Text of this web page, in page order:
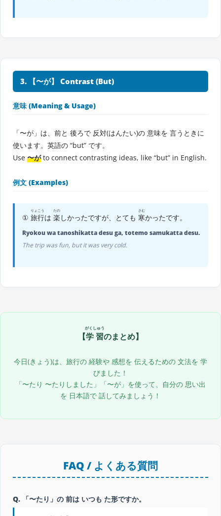
3. 【〜が】 Contrast (But)
意味 (Meaning & Usage)
「〜が」は、前と 後ろで 反対(はんたい)の 意味を 言うときに
使います。英語の “but” です。
Use 〜がto connect contrasting ideas, like “but” in English.
例文 (Examples)
① 旅行
りょこう
は 楽
たの
しかったですが、とても 寒
さむ
かったです。
Ryokou wa tanoshikatta desu ga, totemo samukatta desu.
The trip was fun, but it was very cold.
【学習
がくしゅう
のまとめ】
今日(きょう)は、旅行の 経験や 感想を 伝えるための 文法を 学
びました！
「〜たり 〜たりしました」「〜が」を使って、自分の 思い出
を 日本語で 話してみましょう！
FAQ / よくある質問
Q. 「〜たり」の 前は いつも た形ですか。